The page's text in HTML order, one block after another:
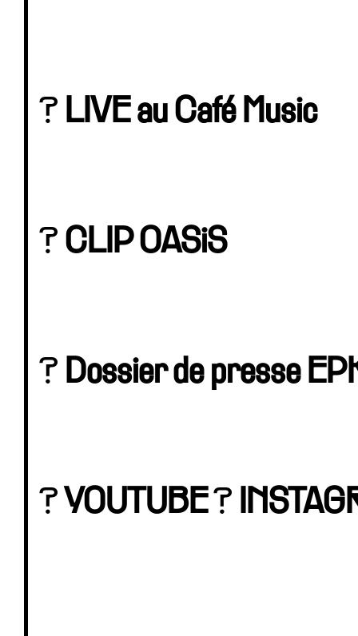
? LIVE au Café Music
? CLIP OASiS
? Dossier de presse
? YOUTUBE?